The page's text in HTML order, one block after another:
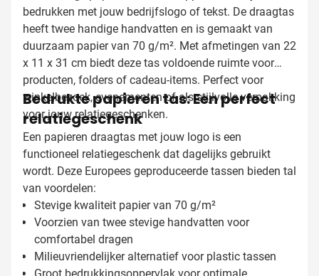
bedrukken met jouw bedrijfslogo of tekst. De draagtas
heeft twee handige handvatten en is gemaakt van
duurzaam papier van 70 g/m². Met afmetingen van 22
x 11 x 31 cm biedt deze tas voldoende ruimte voor
producten, folders of cadeau-items. Perfect voor
winkelbezoek, evenementen of als stijlvolle verpakking
voor jouw relatiegeschenken.
Bedrukte papieren tas: Een perfect
relatiegeschenk
Een papieren draagtas met jouw logo is een
functioneel relatiegeschenk dat dagelijks gebruikt
wordt. Deze Europees geproduceerde tassen bieden tal
van voordelen:
Stevige kwaliteit papier van 70 g/m²
Voorzien van twee stevige handvatten voor
comfortabel dragen
Milieuvriendelijker alternatief voor plastic tassen